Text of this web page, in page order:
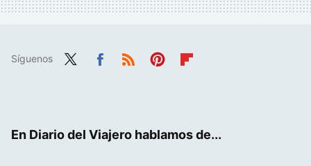
Síguenos
En Diario del Viajero hablamos de...